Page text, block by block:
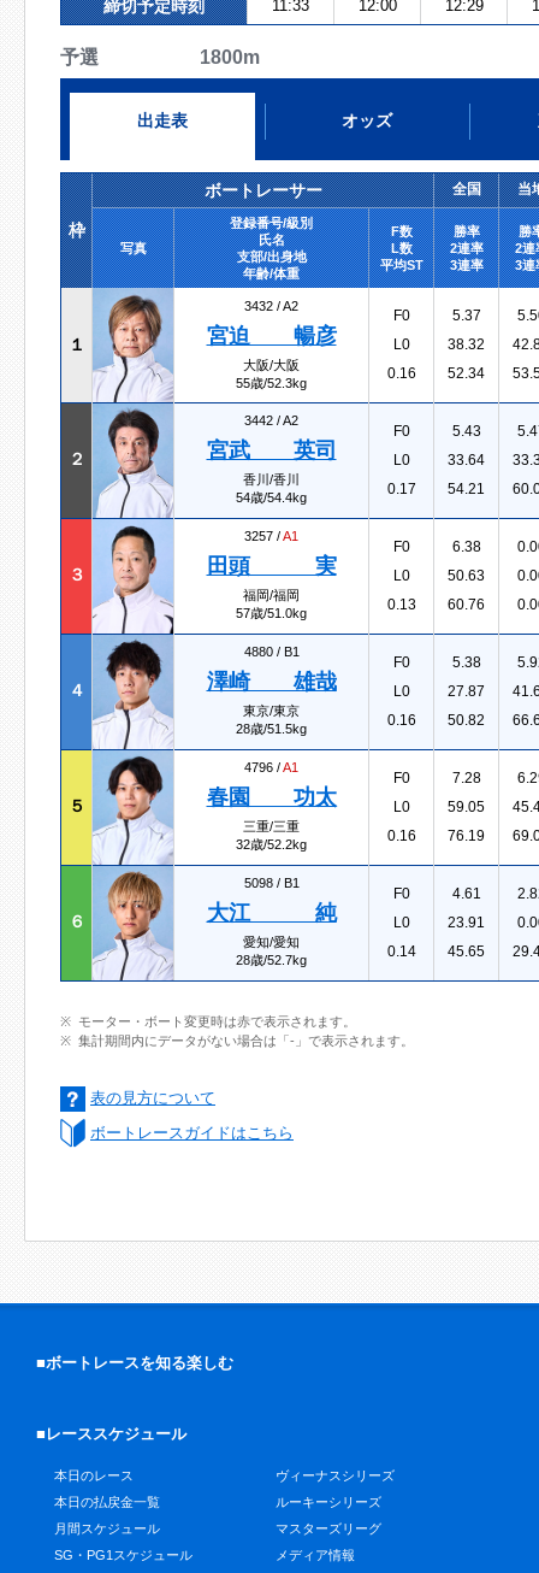
締切予定時刻 11:33 12:00 12:29
予選 1800m
出走表 オッズ
枠
ボートレーサー 全国 当
写真
登録番号/級別
氏名
支部/出身地
年齢/体重
F数
L数
平均ST
勝率
2連率
3連率
勝
2連
3連
１
3432 /A2
宮迫 暢彦
大阪/大阪
55歳/52.3kg
F0
L0
0.16
5.37
38.32
52.34
２
3442 /A2
宮武 英司
香川/香川
54歳/54.4kg
F0
L0
0.17
5.43
33.64
54.21
３
3257 /A1
田頭 実
福岡/福岡
57歳/51.0kg
F0
L0
0.13
6.38
50.63
60.76
４
4880 / B1
澤崎 雄哉
東京/東京
28歳/51.5kg
F0
L0
0.16
5.38
27.87
50.82
５
4796 /A1
春園 功太
三重/三重
32歳/52.2kg
F0
L0
0.16
7.28
59.05
76.19
６
5098 / B1
大江 純
愛知/愛知
28歳/52.7kg
F0
L0
0.14
4.61
23.91
45.65
モーター・ボート変更時は赤で表示されます。
集計期間内にデータがない場合は「-」で表示されます。
表の見方について
ボートレースガイドはこちら
■ボートレースを知る楽しむ
■レーススケジュール
本日のレース
本日の払戻金一覧
月間スケジュール
SG・PG1スケジュール
ヴィーナスシリーズ
ルーキーシリーズ
マスターズリーグ
メディア情報